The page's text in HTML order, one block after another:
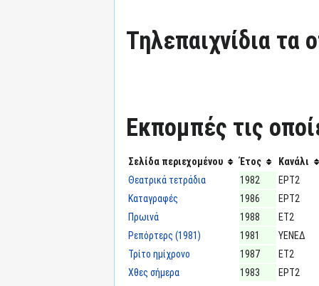
Τηλεπαιχνίδια τα
Εκπομπές τις
Σελίδα περιεχομένου Έτος
Κανάλι
Θεατρικά τετράδια
1982
ΕΡΤ2
Καταγραφές
1986
ΕΡΤ2
Πρωινά
1988
ΕΤ2
Ρεπόρτερς (1981)
1981
ΥΕΝΕΔ
Τρίτο ημίχρονο
1987
ΕΤ2
Χθες σήμερα
1983 ΕΡΤ2